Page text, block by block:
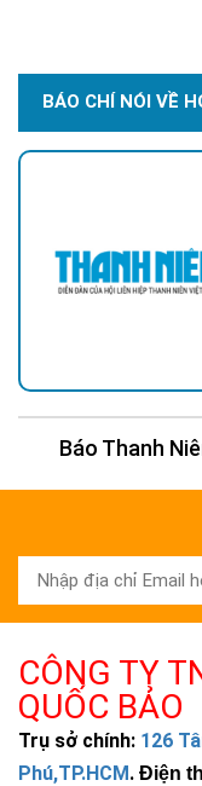
>>> Xem thêm:
Đèn năng
Đèn năng
độ sáng
BÁO CHÍ NÓI VỀ
Báo Thanh
CÔNG TY
QUỐC BẢO
Trụ sở chính: 126
Phú,TP.HCM. Điện